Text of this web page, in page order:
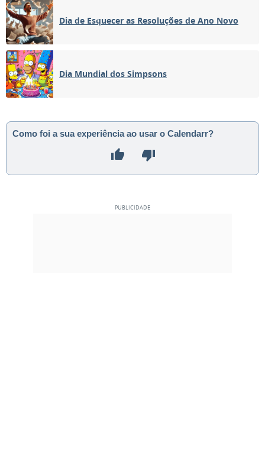
Dia de Esquecer as Resoluções de Ano Novo
Dia Mundial dos Simpsons
Como foi a sua experiência ao usar o Calendarr?